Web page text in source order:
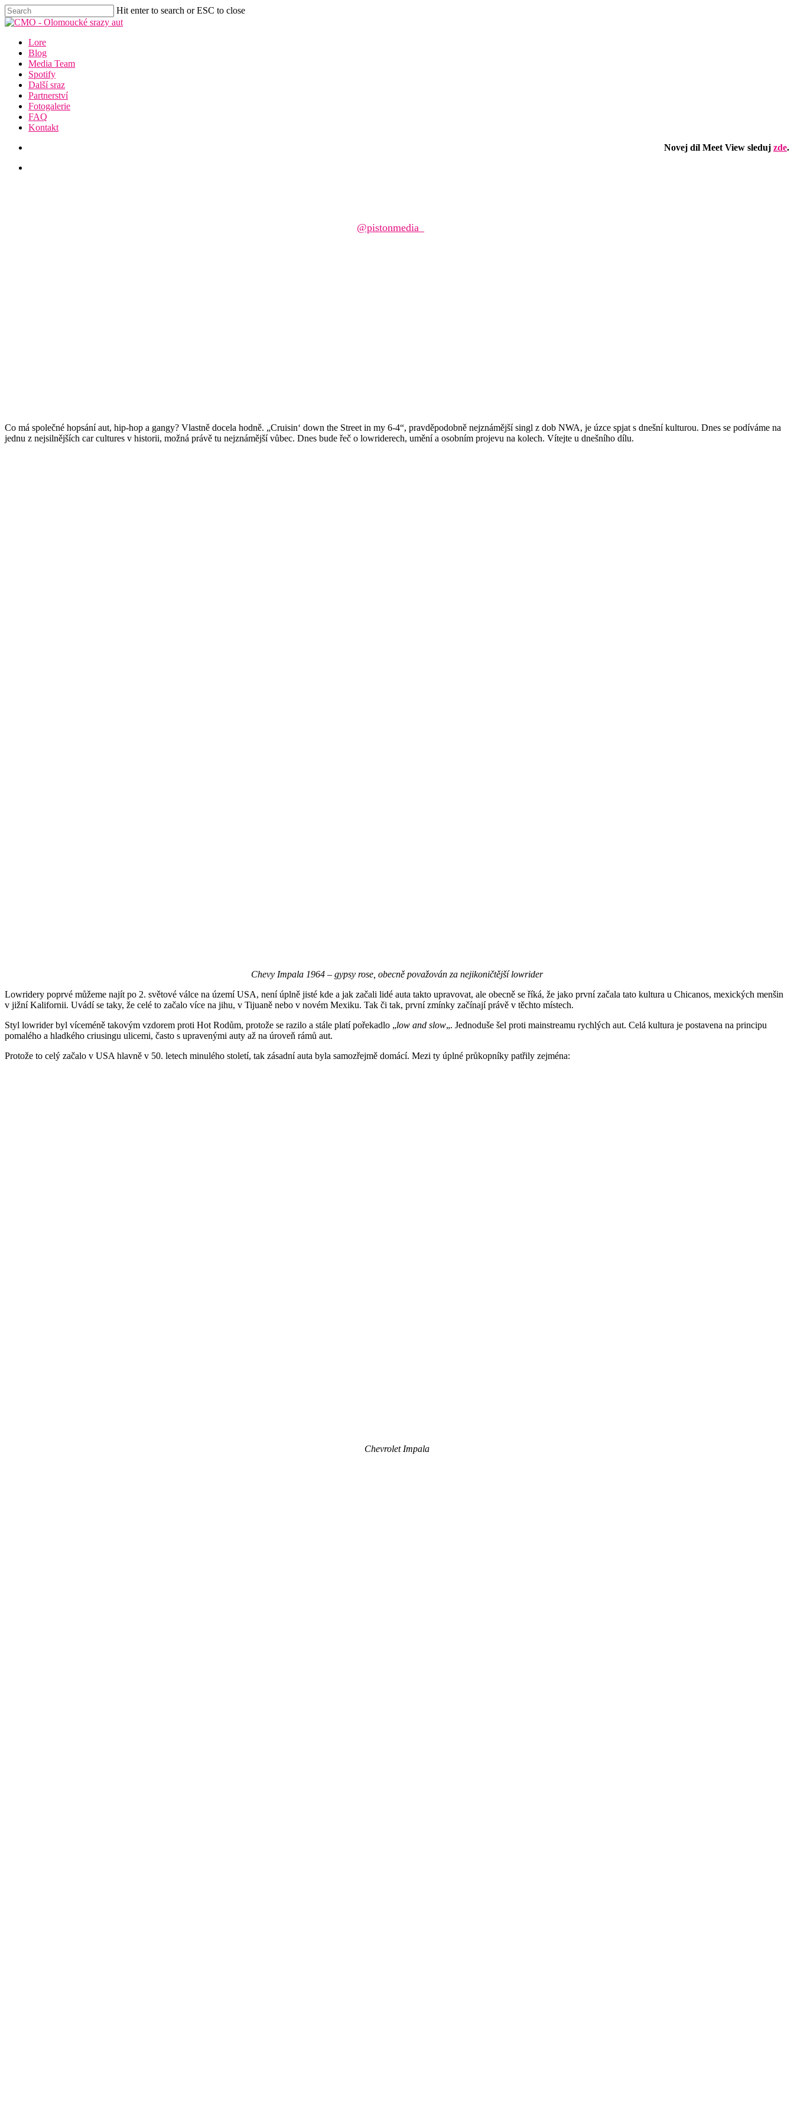
Skip
to
content
Hit enter to search or ESC to close
Close
Menu
Lore
Blog
Media Team
Spotify
Další sraz
Partnerství
Fotogalerie
FAQ
Kontakt
Novej díl Meet View sleduj zde.
@pistonmedia_
Co má společné hopsání aut, hip-hop a gangy? Vlastně docela hodně. „Cruisin‘ down the Street in my 6-4“, pravděpodobně nejznámější singl z dob NWA, je úzce spjat s dnešní kulturou. Dnes se podíváme na
jednu z nejsilnějších car cultures v historii, možná právě tu nejznámější vůbec. Dnes bude řeč o lowriderech, umění a osobním projevu na kolech. Vítejte u dnešního dílu.
Chevy Impala 1964 – gypsy rose, obecně považován za nejikoničtější lowrider
Lowridery poprvé můžeme najít po 2. světové válce na území USA, není úplně jisté kde a jak začali lidé auta takto upravovat, ale obecně se říká, že jako první začala tato kultura u Chicanos, mexických menšin
v jižní Kalifornii. Uvádí se taky, že celé to začalo více na jihu, v Tijuaně nebo v novém Mexiku. Tak či tak, první zmínky začínají právě v těchto místech.
Styl lowrider byl víceméně takovým vzdorem proti Hot Rodům, protože se razilo a stále platí pořekadlo „low and slow„. Jednoduše šel proti mainstreamu rychlých aut. Celá kultura je postavena na principu
pomalého a hladkého criusingu ulicemi, často s upravenými auty až na úroveň rámů aut.
Protože to celý začalo v USA hlavně v 50. letech minulého století, tak zásadní auta byla samozřejmě domácí. Mezi ty úplné průkopníky patřily zejména:
Chevrolet Impala